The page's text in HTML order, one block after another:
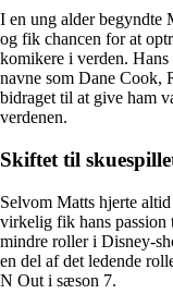
I en ung alder begyndte
og fik chancen for at
komikere i verden. Hans
navne som Dane Cook,
bidraget til at give ham
verdenen.
Skiftet til
Selvom Matts hjerte
virkelig fik hans passion
mindre roller i Disney-
en del af det ledende
N Out i sæson 7.